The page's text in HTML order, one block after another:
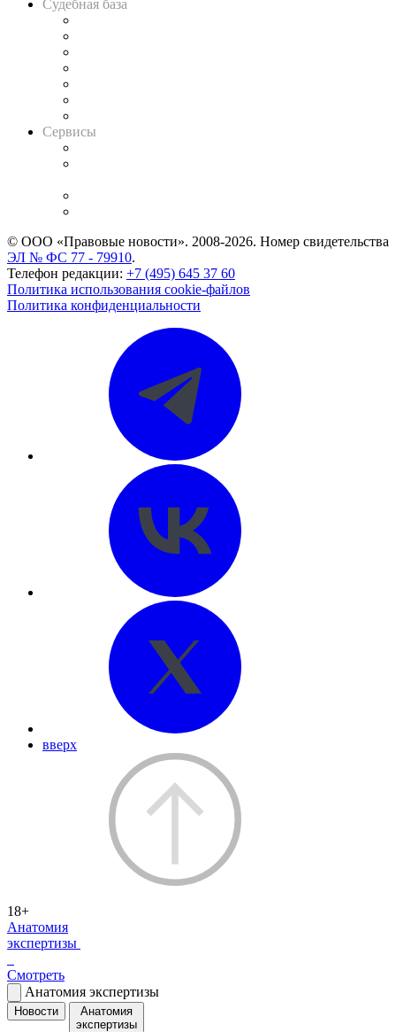
Судебная база
Сервисы
© ООО «Правовые новости». 2008-2026. Номер свидетельства
ЭЛ № ФС 77 - 79910.
Телефон редакции: +7 (495) 645 37 60
Политика использования cookie-файлов
Политика конфиденциальности
вверх
18+
Анатомия
экспертизы
Смотреть
Анатомия экспертизы
Новости
Анатомия
экспертизы